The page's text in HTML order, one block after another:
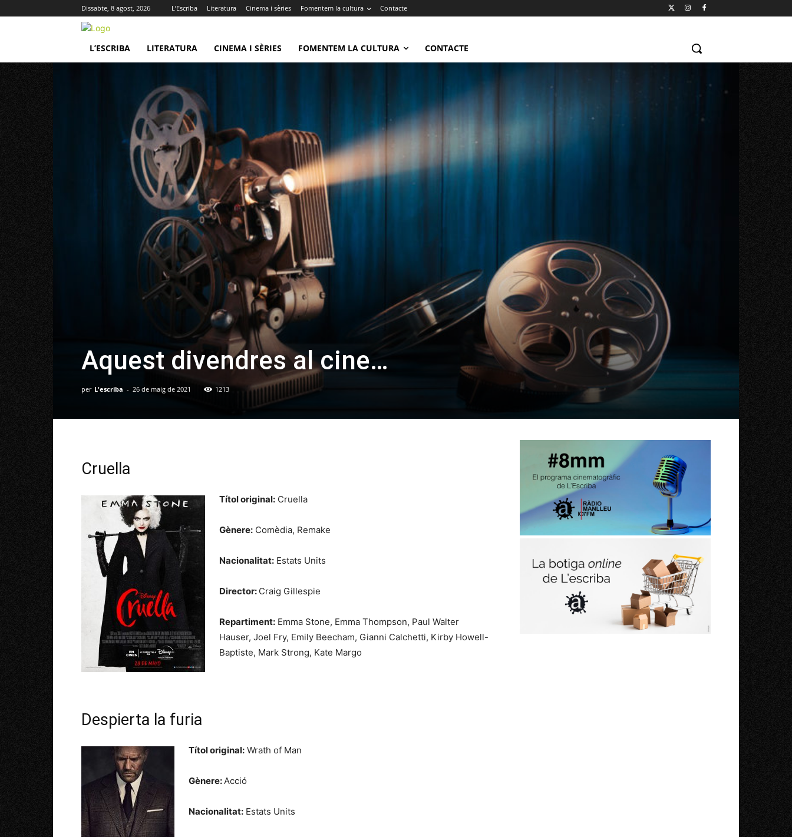
Dissabte, 8 agost, 2026 L’Escriba Literatura Cinema i sèries Fomentem la cultura Contacte
L’ESCRIBA LITERATURA CINEMA I SÈRIES FOMENTEM LA CULTURA CONTACTE
Aquest divendres al cine…
per L'escriba - 26 de maig de 2021 1213
Cruella
Títol original: Cruella
Gènere: Comèdia, Remake
Nacionalitat: Estats Units
Director: Craig Gillespie
Repartiment: Emma Stone, Emma Thompson, Paul Walter
Hauser, Joel Fry, Emily Beecham, Gianni Calchetti, Kirby Howell-
Baptiste, Mark Strong, Kate Margo
Despierta la furia
Títol original: Wrath of Man
Gènere:Acció
Nacionalitat: Estats Units